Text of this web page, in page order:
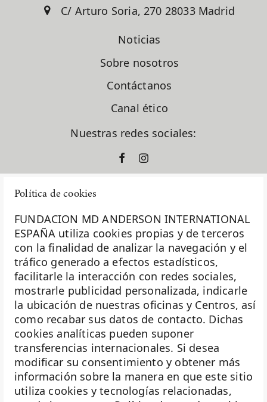
Política de cookies
FUNDACION MD ANDERSON INTERNATIONAL
ESPAÑA utiliza cookies propias y de terceros
con la finalidad de analizar la navegación y el
tráfico generado a efectos estadísticos,
facilitarle la interacción con redes sociales,
mostrarle publicidad personalizada, indicarle
la ubicación de nuestras oficinas y Centros, así
como recabar sus datos de contacto. Dichas
cookies analíticas pueden suponer
transferencias internacionales. Si desea
modificar su consentimiento y obtener más
información sobre la manera en que este sitio
utiliza cookies y tecnologías relacionadas,
C/ Arturo Soria, 270 28033 Madrid
Noticias
Sobre nosotros
Contáctanos
Canal ético
Nuestras redes sociales:
La Fundación MD Anderson España - Hospiten es
miembro de laAsociación Española de Fundaciones
Investigación
Biobanco
Docencia
Voluntariado
Eventos